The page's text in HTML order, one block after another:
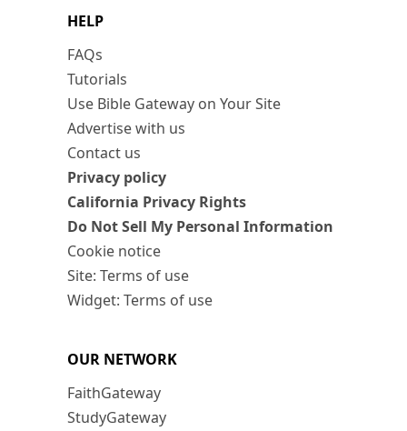
HELP
FAQs
Tutorials
Use Bible Gateway on Your Site
Advertise with us
Contact us
Privacy policy
California Privacy Rights
Do Not Sell My Personal Information
Cookie notice
Site: Terms of use
Widget: Terms of use
OUR NETWORK
FaithGateway
StudyGateway